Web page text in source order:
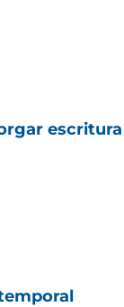
escritura